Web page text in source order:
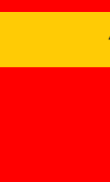
Gerekenler: